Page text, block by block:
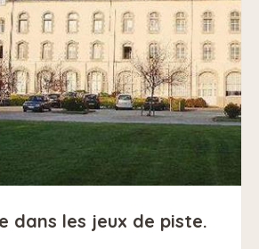
dans les jeux de piste.